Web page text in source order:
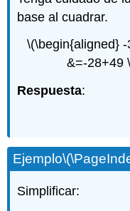
base al cuadrar.
\(\begin{aligned}
&=-28+49
Respuesta:
Ejemplo
Simplificar: